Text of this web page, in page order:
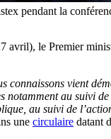
pendant la
avril), le Premier
connaissons vient
notamment au suivi
au suivi de
une circulaire datant